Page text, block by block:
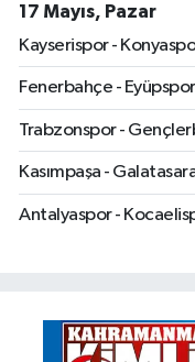
17 Mayıs, Pazar
Kayserispor -
Fenerbahçe - Eyüpspor
Trabzonspor -
Kasımpaşa -
Antalyaspor -